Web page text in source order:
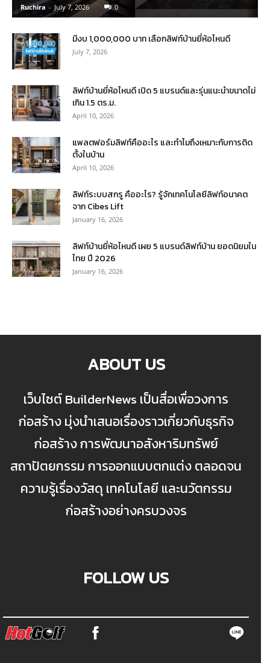
Ruchira - July 7, 2026 0
มีงบ 1,000,000 บาท เลือกลิฟท์บ้านยี่ห้อไหนดี
July 7, 2026
ลิฟท์บ้านยี่ห้อไหนดี เปิด 5 แบรนด์และรุ่นแนะนำขนาดไม่
เกิน 1.5 ตร.ม.
April 10, 2026
แพลตฟอร์มลิฟท์คืออะไร และทำไมถึงเหมาะกับการติด
ตั้งในบ้าน
April 10, 2026
ลิฟท์ระบบสกรู คืออะไร? รู้จักเทคโนโลยีลิฟท์อนาคต
จาก Cibes Lift
January 16, 2026
ลิฟท์บ้านยี่ห้อไหนดี เผย 5 แบรนด์ลิฟท์บ้าน ยอดนิยมใน
ไทย ปี 2026
January 16, 2026
ABOUT US
เว็บไซต์ BuilderNews เป็นสื่อเพื่อวงการ
ก่อสร้าง มุ่งนำเสนอเรื่องราวเกี่ยวกับธุรกิจ
ก่อสร้าง การพัฒนาอสังหาริมทรัพย์
สถาปัตยกรรม การออกแบบตกแต่ง ตลอดจน
ความรู้เรื่องวัสดุ เทคโนโลยี และนวัตกรรม
ก่อสร้างอย่างครบวงจร
FOLLOW US